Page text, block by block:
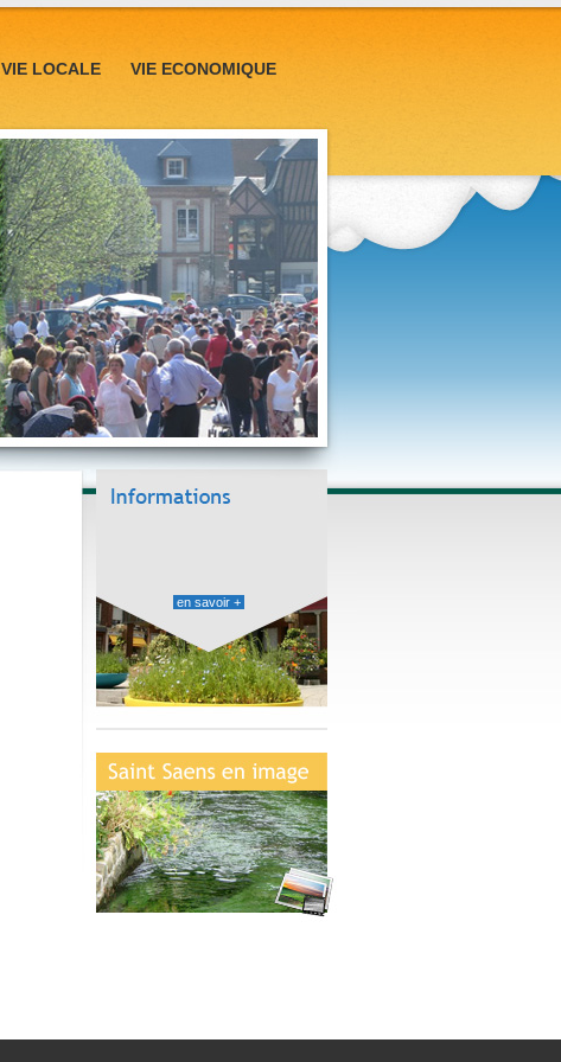
VIE LOCALE VIE ECONOMIQUE
en savoir +